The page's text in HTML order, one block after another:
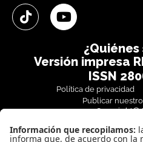
¿Quiénes
Versión impresa
ISSN
Política de privacidad
Publicar
Copyright©